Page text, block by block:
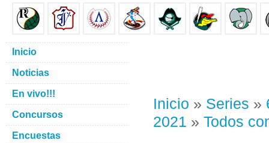
Inicio » Series »
2021 » Todos
Inicio
Noticias
En vivo!!!
Concursos
Encuestas